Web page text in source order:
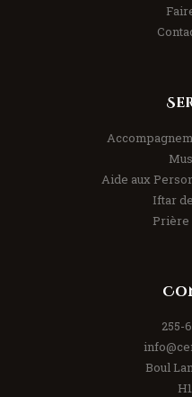
Aide aux
Iftar
Prière